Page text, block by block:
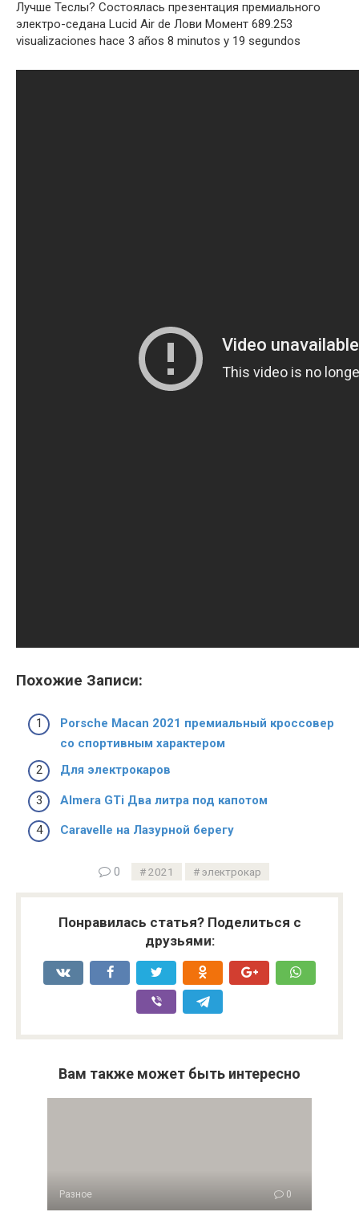
Лучше Теслы? Состоялась презентация премиального
электро-седана Lucid Air de Лови Момент 689.253
visualizaciones hace 3 años 8 minutos y 19 segundos
Похожие Записи:
Porsche Macan 2021 премиальный кроссовер
со спортивным характером
Для электрокаров
Almera GTi Два литра под капотом
Caravelle на Лазурной берегу
0 2021 электрокар
Понравилась статья? Поделиться с
друзьями:
Вам также может быть интересно
Разное 0